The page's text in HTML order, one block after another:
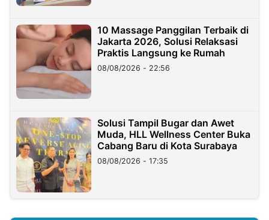
10 Massage Panggilan Terbaik di
Jakarta 2026, Solusi Relaksasi
Praktis Langsung ke Rumah
08/08/2026 - 22:56
Solusi Tampil Bugar dan Awet
Muda, HLL Wellness Center Buka
Cabang Baru di Kota Surabaya
08/08/2026 - 17:35